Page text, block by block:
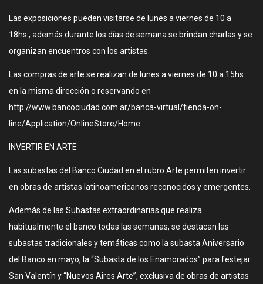
Las exposiciones pueden visitarse de lunes a viernes de 10 a
18hs., además durante los días de semana se brindan charlas y se
organizan encuentros con los artistas.
Las compras de arte se realizan de lunes a viernes de 10 a 15hs.
en la misma dirección o reservando en
http://www.bancociudad.com.ar/banca-virtual/tienda-on-
line/Application/OnlineStore/Home .
INVERTIR EN ARTE
Las subastas del Banco Ciudad en el rubro Arte permiten invertir
en obras de artistas latinoamericanos reconocidos y emergentes.
Además de las Subastas extraordinarias que realiza
habitualmente el banco todas las semanas, se destacan las
subastas tradicionales y temáticas como la subasta Aniversario
del Banco en mayo, la “Subasta de los Enamorados” para festejar
San Valentín y “Nuevos Aires Arte”, exclusiva de obras de artistas